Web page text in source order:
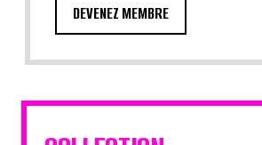
DEVENEZ MEMBRE